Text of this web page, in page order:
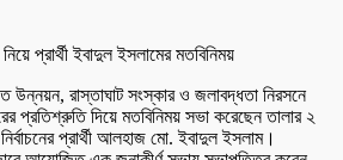
উন্নয়ন, রাস্তাঘাট সংস্কার ও জলাবদ্ধতা নিরসনে
প্রতিশ্রুতি দিয়ে মতবিনিময় সভা করেছেন তালার ২
প্রার্থী আলহাজ মো. ইবাদুল ইসলাম।